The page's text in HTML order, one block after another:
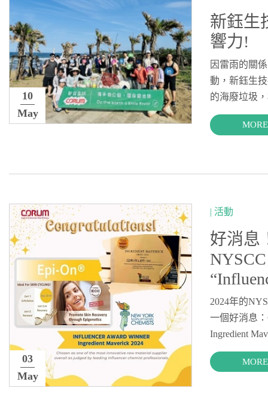
10
May
新鈺生
響力!
因雷雨的關
動，新鈺生
的海廢垃圾
MORE
03
May
| 活動
好消息
2024年的
一個好消息
Ingredient
MORE